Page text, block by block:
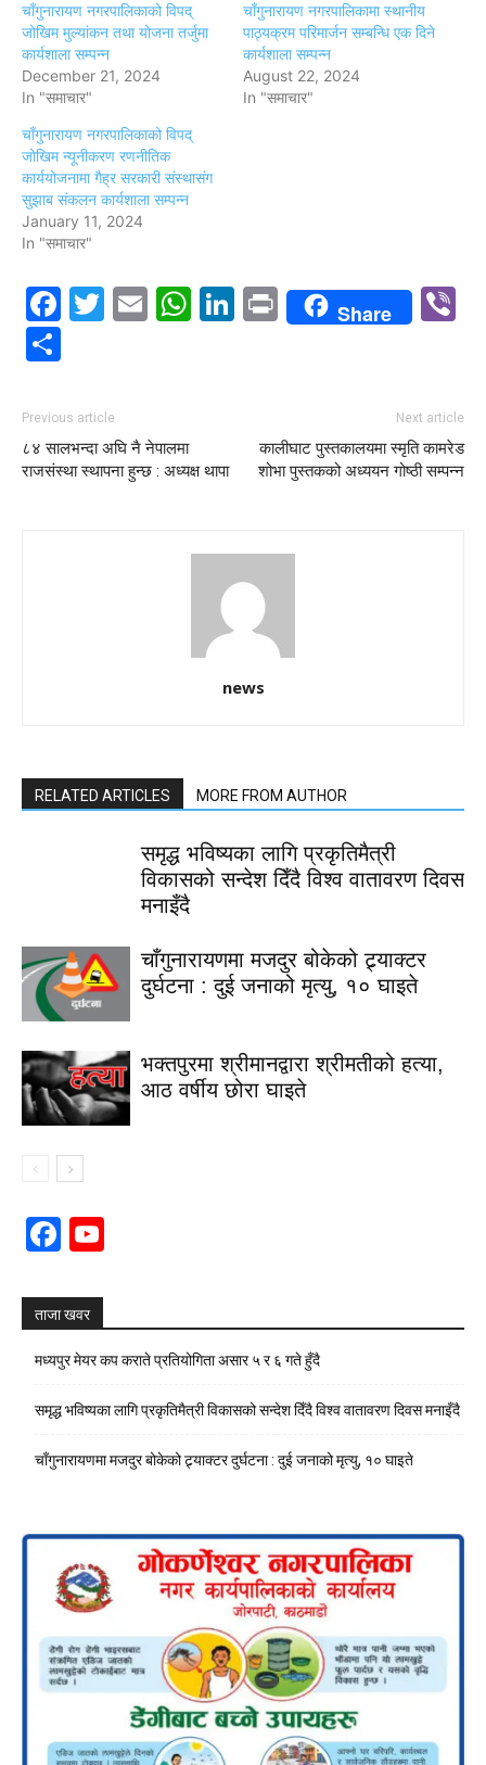
चाँगुनारायण नगरपालिकाको विपद्
जोखिम मुल्यांकन तथा योजना तर्जुमा
कार्यशाला सम्पन्न
December 21, 2024
In "समाचार"
चाँगुनारायण नगरपालिकामा स्थानीय
पाठ्यक्रम परिमार्जन सम्बन्धि एक दिने
कार्यशाला सम्पन्न
August 22, 2024
In "समाचार"
चाँगुनारायण नगरपालिकाको विपद्
जोखिम न्यूनीकरण रणनीतिक
कार्ययोजनामा गैह्र सरकारी संस्थासंग
सुझाब संकलन कार्यशाला सम्पन्न
January 11, 2024
In "समाचार"
Facebook
Twitter
EmailWhatsApp
LinkedIn
PrintShare
Previous article
८४ सालभन्दा अघि नै नेपालमा
राजसंस्था स्थापना हुन्छ : अध्यक्ष थापा
Next article
कालीघाट पुस्तकालयमा स्मृति कामरेड
शोभा पुस्तकको अध्ययन गोष्ठी सम्पन्न
news
RELATED ARTICLES MORE FROM AUTHOR
समृद्ध भविष्यका लागि प्रकृतिमैत्री
विकासको सन्देश दिँदै विश्व वातावरण दिवस
मनाइँदै
चाँगुनारायणमा मजदुर बोकेको ट्र्याक्टर
दुर्घटना : दुई जनाको मृत्यु, १० घाइते
भक्तपुरमा श्रीमानद्वारा श्रीमतीको हत्या,
आठ वर्षीय छोरा घाइते
Facebook
ताजा खवर
मध्यपुर मेयर कप कराते प्रतियोगिता असार ५ र ६ गते हुँदै
समृद्ध भविष्यका लागि प्रकृतिमैत्री विकासको सन्देश दिँदै विश्व वातावरण दिवस मनाइँदै
चाँगुनारायणमा मजदुर बोकेको ट्र्याक्टर दुर्घटना : दुई जनाको मृत्यु, १० घाइते